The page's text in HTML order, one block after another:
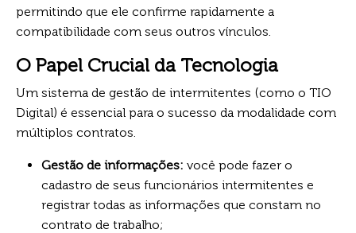
permitindo que ele confirme rapidamente a
compatibilidade com seus outros vínculos.
O Papel Crucial da Tecnologia
Um sistema de gestão de intermitentes (como o TIO
Digital) é essencial para o sucesso da modalidade com
múltiplos contratos.
Gestão de informações: você pode fazer o
cadastro de seus funcionários intermitentes e
registrar todas as informações que constam no
contrato de trabalho;